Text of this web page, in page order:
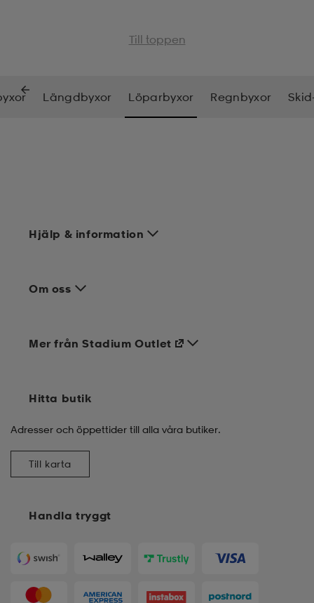
Till toppen
Längdbyxor Löparbyxor Regnbyxor
Hjälp & information
Om oss
Handla tryggt
Mer från Stadium Outlet
Hitta butik
Adresser och öppettider till alla våra butiker.
Till karta